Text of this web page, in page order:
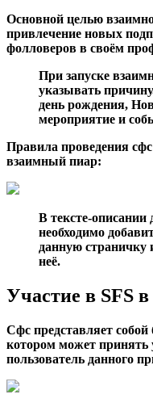
Основной целью
привлечение новых
фолловеров в своём
При запуске
указывать
день рождения,
мероприятие и
Правила проведения
взаимный пиар:
В тексте-описании
необходимо
данную страничку
неё.
Участие в SFS
Сфс представляет
котором может
пользователь данного